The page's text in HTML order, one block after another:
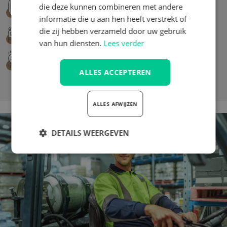
24/7 Storingsdienst
Proefzitten
Aantrekkelijke garantievoorwaarden
die deze kunnen combineren met andere
informatie die u aan hen heeft verstrekt of
die zij hebben verzameld door uw gebruik
van hun diensten. Lees verder
ALLES ACCEPTEREN
ALLES AFWIJZEN
DETAILS WEERGEVEN
Strikt
noodzakelijk
Prestatie Targeting
Functioneel